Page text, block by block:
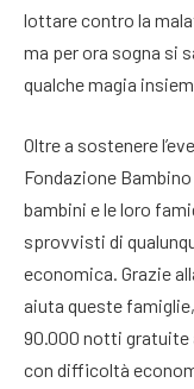
lottare contro la
ma per ora sogna si
qualche magia
Oltre a sostenere
Fondazione
bambini e le loro
sprovvisti di
economica. Grazie
aiuta queste
90.000 notti gratuite
con difficoltà